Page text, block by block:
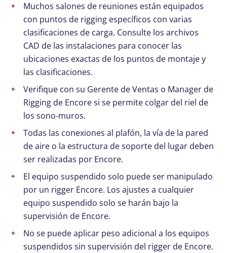
Muchos salones de reuniones están equipados
con puntos de rigging específicos con varias
clasificaciones de carga. Consulte los archivos
CAD de las instalaciones para conocer las
ubicaciones exactas de los puntos de montaje y
las clasificaciones.
Verifique con su Gerente de Ventas o Manager de
Rigging de Encore si se permite colgar del riel de
los sono-muros.
Todas las conexiones al plafón, la vía de la pared
de aire o la estructura de soporte del lugar deben
ser realizadas por Encore.
El equipo suspendido solo puede ser manipulado
por un rigger Encore. Los ajustes a cualquier
equipo suspendido solo se harán bajo la
supervisión de Encore.
No se puede aplicar peso adicional a los equipos
suspendidos sin supervisión del rigger de Encore.